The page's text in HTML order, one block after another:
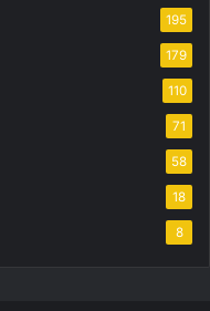
195
179
110
71
58
18
8